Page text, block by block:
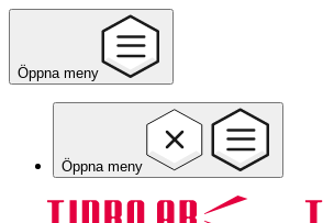
Öppna meny
Öppna meny